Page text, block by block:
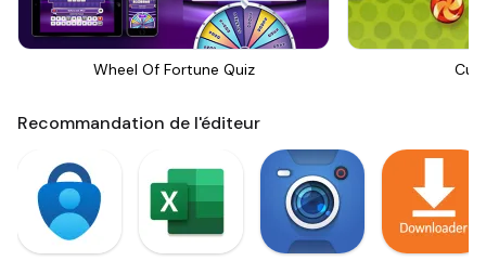
Wheel Of Fortune Quiz Cut
Recommandation de l'éditeur